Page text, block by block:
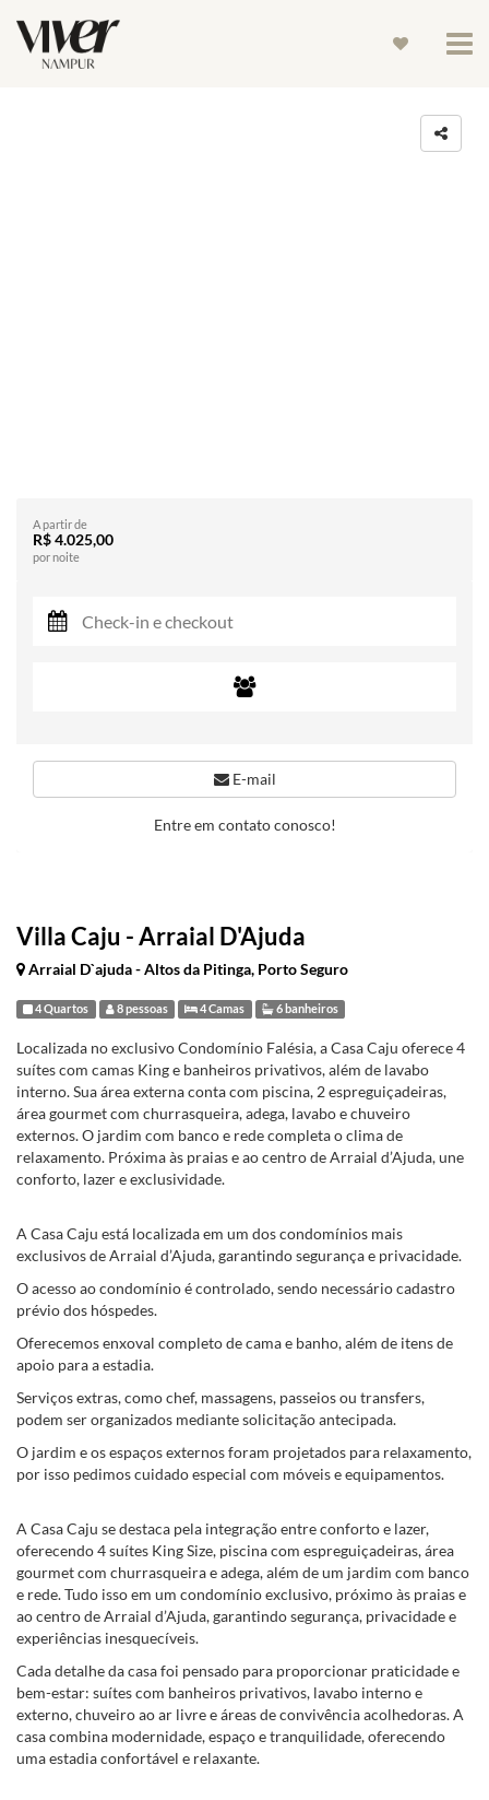
Villa Caju - Arraial D'Ajuda
Arraial D`ajuda - Altos da Pitinga, Porto Seguro
4 Quartos 8 pessoas 4 Camas 6 banheiros
Localizada no exclusivo Condomínio Falésia, a Casa Caju oferece 4
suítes com camas King e banheiros privativos, além de lavabo
interno. Sua área externa conta com piscina, 2 espreguiçadeiras,
área gourmet com churrasqueira, adega, lavabo e chuveiro
externos. O jardim com banco e rede completa o clima de
relaxamento. Próxima às praias e ao centro de Arraial d’Ajuda, une
conforto, lazer e exclusividade.
A Casa Caju está localizada em um dos condomínios mais
exclusivos de Arraial d’Ajuda, garantindo segurança e privacidade.
O acesso ao condomínio é controlado, sendo necessário cadastro
prévio dos hóspedes.
Oferecemos enxoval completo de cama e banho, além de itens de
apoio para a estadia.
Serviços extras, como chef, massagens, passeios ou transfers,
podem ser organizados mediante solicitação antecipada.
O jardim e os espaços externos foram projetados para relaxamento,
por isso pedimos cuidado especial com móveis e equipamentos.
A Casa Caju se destaca pela integração entre conforto e lazer,
oferecendo 4 suítes King Size, piscina com espreguiçadeiras, área
gourmet com churrasqueira e adega, além de um jardim com banco
e rede. Tudo isso em um condomínio exclusivo, próximo às praias e
ao centro de Arraial d’Ajuda, garantindo segurança, privacidade e
experiências inesquecíveis.
Cada detalhe da casa foi pensado para proporcionar praticidade e
bem-estar: suítes com banheiros privativos, lavabo interno e
externo, chuveiro ao ar livre e áreas de convivência acolhedoras. A
casa combina modernidade, espaço e tranquilidade, oferecendo
uma estadia confortável e relaxante.
A partir de
R$ 4.025,00
por noite
E-mail
Entre em contato conosco!